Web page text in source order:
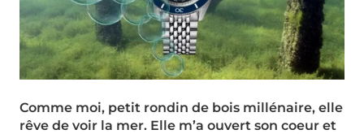
Comme moi, petit rondin de bois millénaire, elle
rêve de voir la mer. Elle m’a ouvert son coeur et